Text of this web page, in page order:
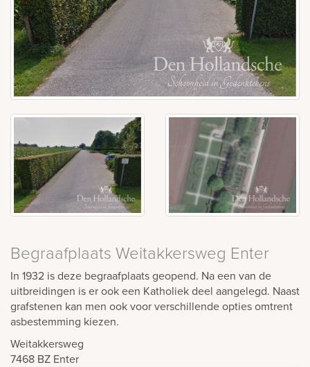
Begraafplaats Weitakkersweg Enter
In 1932 is deze begraafplaats geopend. Na een van de
uitbreidingen is er ook een Katholiek deel aangelegd. Naast
grafstenen kan men ook voor verschillende opties omtrent
asbestemming kiezen.
Weitakkersweg
7468 BZ Enter